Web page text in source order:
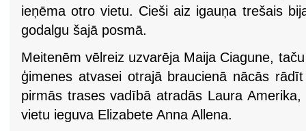
ieņēma otro vietu. Cieši aiz igauņa trešais
godalgu šajā posmā.
Meitenēm vēlreiz uzvarēja Maija Ciagune,
ģimenes atvasei otrajā braucienā nācās
pirmās trases vadībā atradās Laura
vietu ieguva Elizabete Anna Allena.